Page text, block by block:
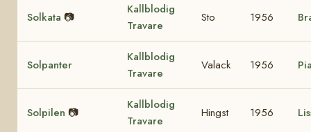
Solkata 📷
Kallblodig
Travare
Sto 1956
Solpanter
Kallblodig
Travare
Valack 1956
Solpilen 📷
Kallblodig
Travare
Hingst 1956